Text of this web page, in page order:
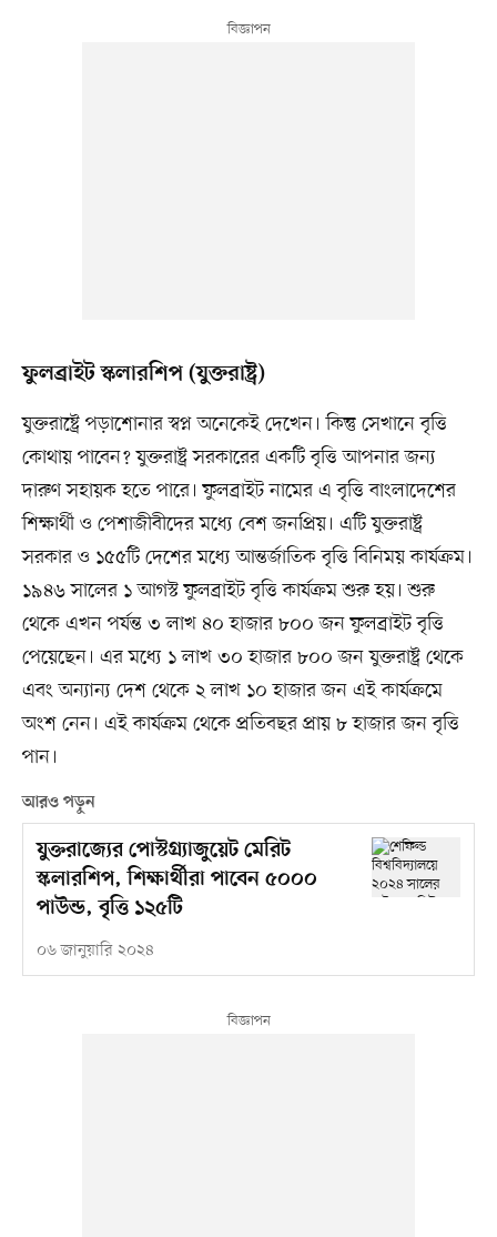
ফুলব্রাইট স্কলারশিপ (যুক্তরাষ্ট্র)
যুক্তরাষ্ট্রে পড়াশোনার স্বপ্ন অনেকেই দেখেন। কিন্তু সেখানে বৃত্তি
কোথায় পাবেন? যুক্তরাষ্ট্র সরকারের একটি বৃত্তি আপনার জন্য
দারুণ সহায়ক হতে পারে। ফুলব্রাইট নামের এ বৃত্তি বাংলাদেশের
শিক্ষার্থী ও পেশাজীবীদের মধ্যে বেশ জনপ্রিয়। এটি যুক্তরাষ্ট্র
সরকার ও ১৫৫টি দেশের মধ্যে আন্তর্জাতিক বৃত্তি বিনিময় কার্যক্রম।
১৯৪৬ সালের ১ আগস্ট ফুলব্রাইট বৃত্তি কার্যক্রম শুরু হয়। শুরু
থেকে এখন পর্যন্ত ৩ লাখ ৪০ হাজার ৮০০ জন ফুলব্রাইট বৃত্তি
পেয়েছেন। এর মধ্যে ১ লাখ ৩০ হাজার ৮০০ জন যুক্তরাষ্ট্র থেকে
এবং অন্যান্য দেশ থেকে ২ লাখ ১০ হাজার জন এই কার্যক্রমে
অংশ নেন। এই কার্যক্রম থেকে প্রতিবছর প্রায় ৮ হাজার জন বৃত্তি
পান।
আরও পড়ুন
যুক্তরাজ্যের পোস্টগ্র্যাজুয়েট মেরিট
স্কলারশিপ, শিক্ষার্থীরা পাবেন ৫০০০
পাউন্ড, বৃত্তি ১২৫টি
০৬ জানুয়ারি ২০২৪